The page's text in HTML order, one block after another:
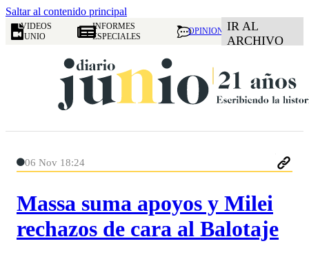
Saltar al contenido principal
VIDEOS
JUNIO
INFORMES
ESPECIALES
OPINION IR AL
ARCHIVO
06 Nov 18:24
Massa suma apoyos y Milei
rechazos de cara al Balotaje